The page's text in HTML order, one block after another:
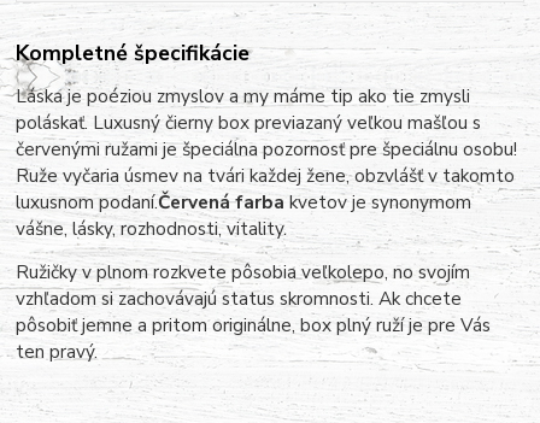
Kompletné špecifikácie
Láska je poéziou zmyslov a my máme tip ako tie zmysli
poláskať. Luxusný čierny box previazaný veľkou mašľou s
červenými ružami je špeciálna pozornosť pre špeciálnu osobu!
Ruže vyčaria úsmev na tvári každej žene, obzvlášť v takomto
luxusnom podaní.Červená farba kvetov je synonymom
vášne, lásky, rozhodnosti, vitality.
Ružičky v plnom rozkvete pôsobia veľkolepo, no svojím
vzhľadom si zachovávajú status skromnosti.Ak chcete
pôsobiť jemne a pritom originálne, box plný ruží je pre Vás
ten pravý.